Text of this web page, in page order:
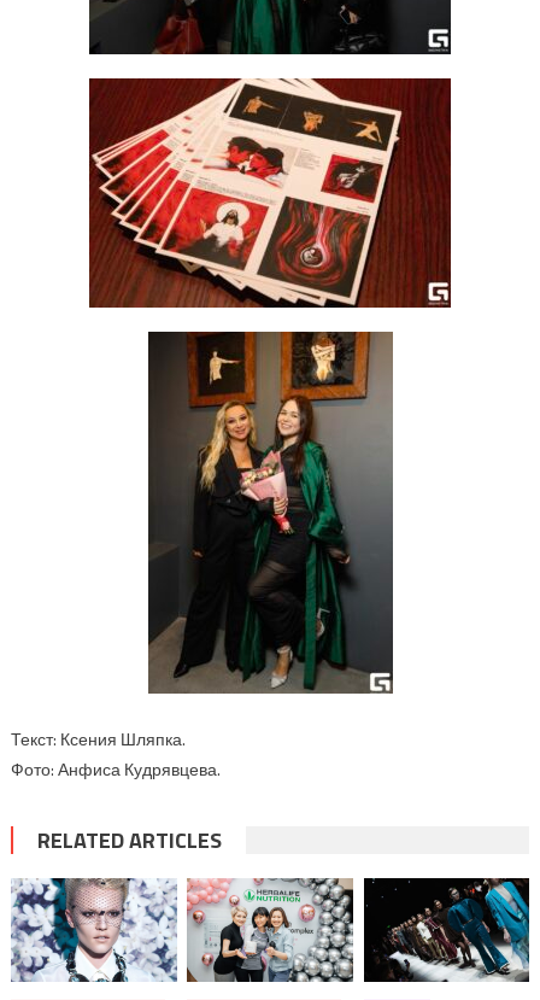
Текст: Ксения Шляпка.
Фото: Анфиса Кудрявцева.
RELATED ARTICLES